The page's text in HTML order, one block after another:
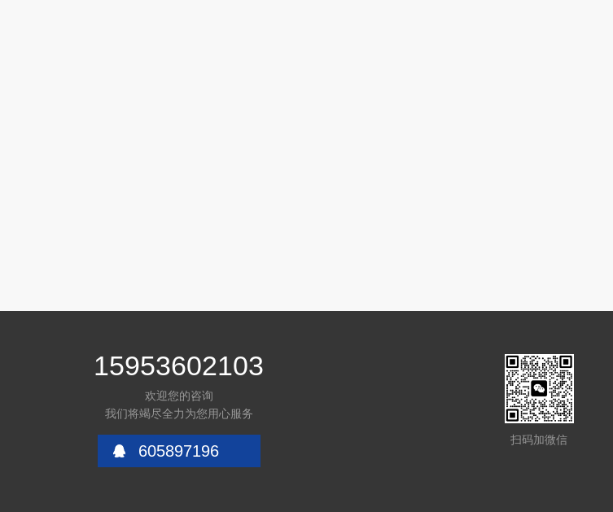
15953602103
欢迎您的咨询
我们将竭尽全力为您用心服务
605897196
扫码加微信